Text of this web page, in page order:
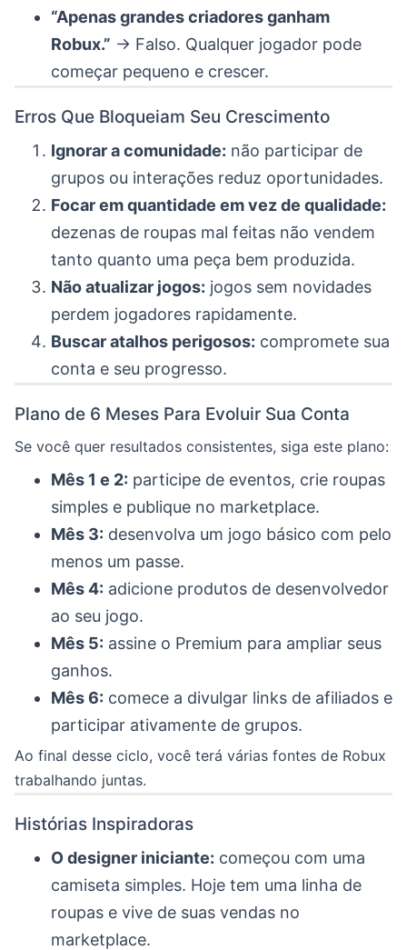
“Apenas grandes criadores ganham
Robux.” → Falso. Qualquer jogador pode
começar pequeno e crescer.
Erros Que Bloqueiam Seu Crescimento
Ignorar a comunidade: não participar de
grupos ou interações reduz oportunidades.
Focar em quantidade em vez de qualidade:
dezenas de roupas mal feitas não vendem
tanto quanto uma peça bem produzida.
Não atualizar jogos: jogos sem novidades
perdem jogadores rapidamente.
Buscar atalhos perigosos: compromete sua
conta e seu progresso.
Plano de 6 Meses Para Evoluir Sua Conta
Se você quer resultados consistentes, siga este plano:
Mês 1 e 2: participe de eventos, crie roupas
simples e publique no marketplace.
Mês 3: desenvolva um jogo básico com pelo
menos um passe.
Mês 4: adicione produtos de desenvolvedor
ao seu jogo.
Mês 5: assine o Premium para ampliar seus
ganhos.
Mês 6: comece a divulgar links de afiliados e
participar ativamente de grupos.
Ao final desse ciclo, você terá várias fontes de Robux
trabalhando juntas.
Histórias Inspiradoras
O designer iniciante: começou com uma
camiseta simples. Hoje tem uma linha de
roupas e vive de suas vendas no
marketplace.